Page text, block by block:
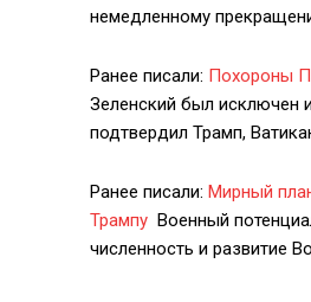
немедленному
Ранее писали: Похороны
Зеленский был исключен
подтвердил Трамп,
Ранее писали: Мирный
Трампу Военный
численность и развитие